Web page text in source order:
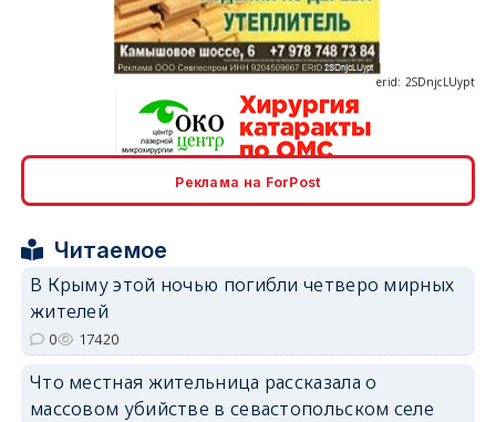
erid: 2SDnjcrDNw6
erid: 2SDnjdPjgYS
Реклама на ForPost
Читаемое
В Крыму этой ночью погибли четверо мирных
жителей
0 17420
Что местная жительница рассказала о
массовом убийстве в севастопольском селе